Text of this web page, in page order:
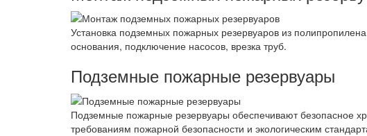
Установка подземных пожарных резервуаров из
основания, подключение насосов, врезка труб.
Подземные пожарные резервуары
Подземные пожарные резервуары обеспечивают безопасное
требованиям пожарной безопасности и экологическим